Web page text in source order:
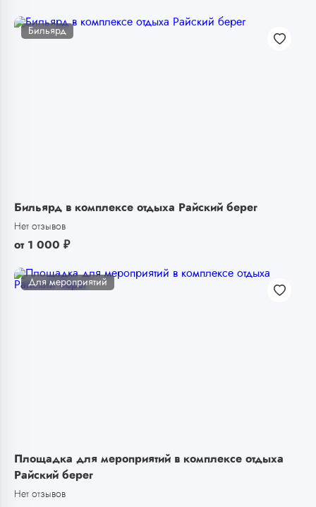
Бильярд
Бильярд в комплексе отдыха Райский берег
Нет отзывов
от 1 000 ₽
Для мероприятий
Площадка для мероприятий в комплексе отдыха
Райский берег
Нет отзывов